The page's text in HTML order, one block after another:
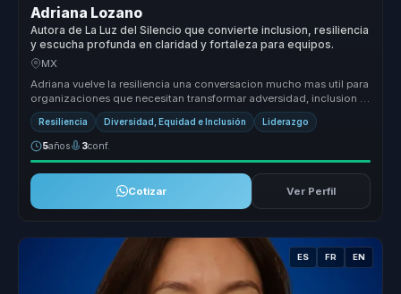
Adriana Lozano
Autora de La Luz del Silencio que convierte inclusion, resiliencia
y escucha profunda en claridad y fortaleza para equipos.
MX
Adriana vuelve la resiliencia una conversacion mucho mas util para
organizaciones que necesitan transformar adversidad, inclusion y
forta...
Resiliencia Diversidad, Equidad e Inclusión Liderazgo
5años 3conf.
Cotizar Ver Perfil
ES FR EN